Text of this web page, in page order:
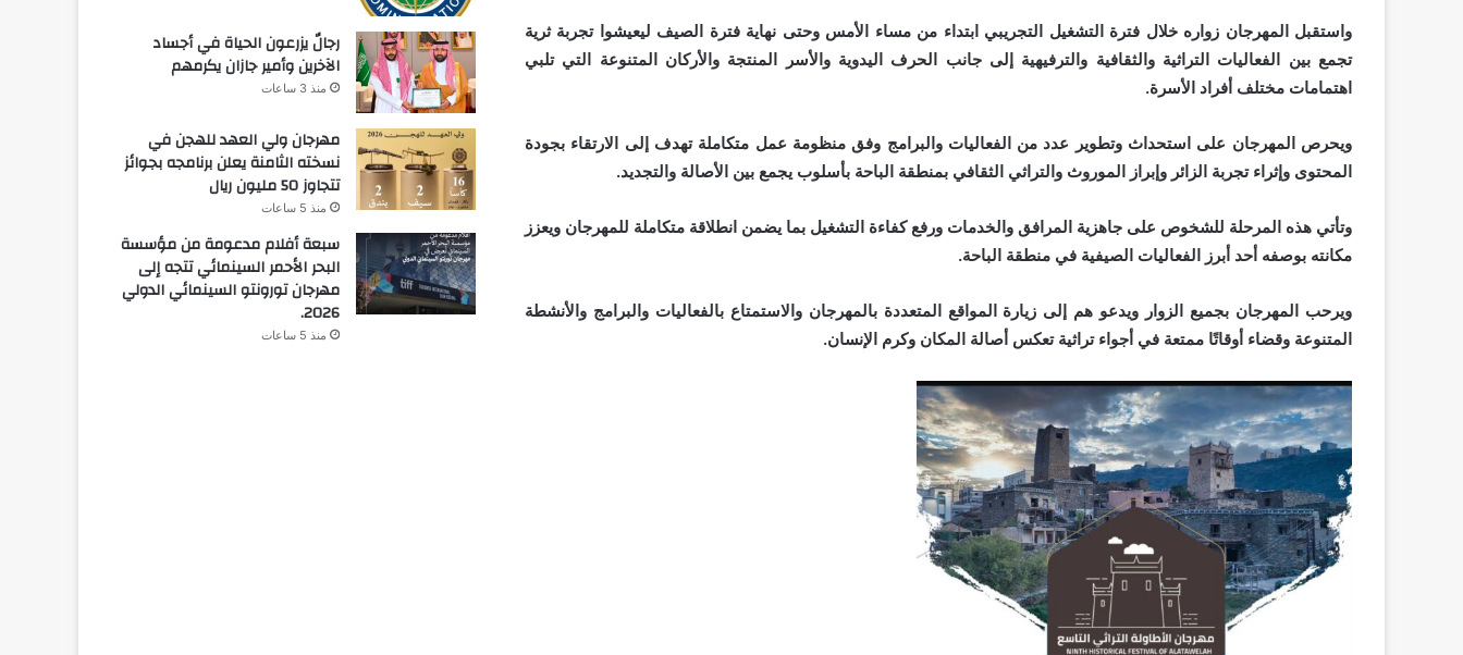
واستقبل المهرجان زواره خلال فترة التشغيل التجريبي ابتداء من مساء الأمس وحتى نهاية فترة الصيف ليعيشوا تجربة ثرية
تجمع بين الفعاليات التراثية والثقافية والترفيهية إلى جانب الحرف اليدوية والأسر المنتجة والأركان المتنوعة التي تلبي
اهتمامات مختلف أفراد الأسرة.
ويحرص المهرجان على استحداث وتطوير عدد من الفعاليات والبرامج وفق منظومة عمل متكاملة تهدف إلى الارتقاء بجودة
المحتوى وإثراء تجربة الزائر وإبراز الموروث والتراثي الثقافي بمنطقة الباحة بأسلوب يجمع بين الأصالة والتجديد.
وتأتي هذه المرحلة للشخوص على جاهزية المرافق والخدمات ورفع كفاءة التشغيل بما يضمن انطلاقة متكاملة للمهرجان ويعزز
مكانته بوصفه أحد أبرز الفعاليات الصيفية في منطقة الباحة.
ويرحب المهرجان بجميع الزوار ويدعو هم إلى زيارة المواقع المتعددة بالمهرجان والاستمتاع بالفعاليات والبرامج والأنشطة
المتنوعة وقضاء أوقاتًا ممتعة في أجواء تراثية تعكس أصالة المكان وكرم الإنسان.
رجالٌ يزرعون الحياة في أجساد
الآخرين وأمير جازان يكرمهم
منذ 3 ساعات
مهرجان ولي العهد للهجن في
نسخته الثامنة يعلن برنامجه بجوائز
تتجاوز 50 مليون ريال
منذ 5 ساعات
سبعة أفلام مدعومة من مؤسسة
البحر الأحمر السينمائي تتجه إلى
مهرجان تورونتو السينمائي الدولي
2026.
منذ 5 ساعات